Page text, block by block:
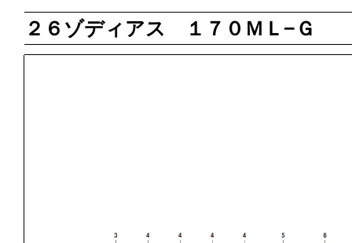
２６ゾディアス １７０ＭＬ−Ｇ